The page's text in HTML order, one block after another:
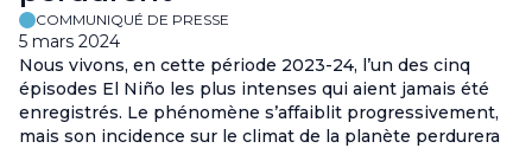
COMMUNIQUÉ DE PRESSE
5 mars 2024
Nous vivons, en cette période 2023-24, l’un des cinq
épisodes El Niño les plus intenses qui aient jamais été
enregistrés. Le phénomène s’affaiblit progressivement,
mais son incidence sur le climat de la planète perdurera